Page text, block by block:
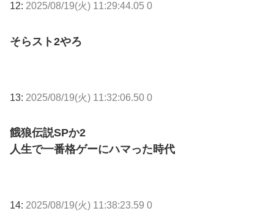
12: 2025/08/19(火) 11:29:44.05 0
そらスト2やろ
13: 2025/08/19(火) 11:32:06.50 0
餓狼伝説SPか2
人生で一番格ゲーにハマった時代
14: 2025/08/19(火) 11:38:23.59 0